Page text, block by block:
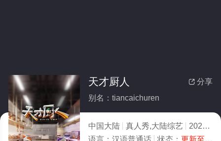
 分享
天才厨人
别名：tiancaichuren
中国大陆 真人秀,大陆综艺 2026
语言： 汉语普通话 状态： 更新至20260806期